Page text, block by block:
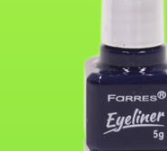
Подводка для глаз Ffleur
№E 10D - черная